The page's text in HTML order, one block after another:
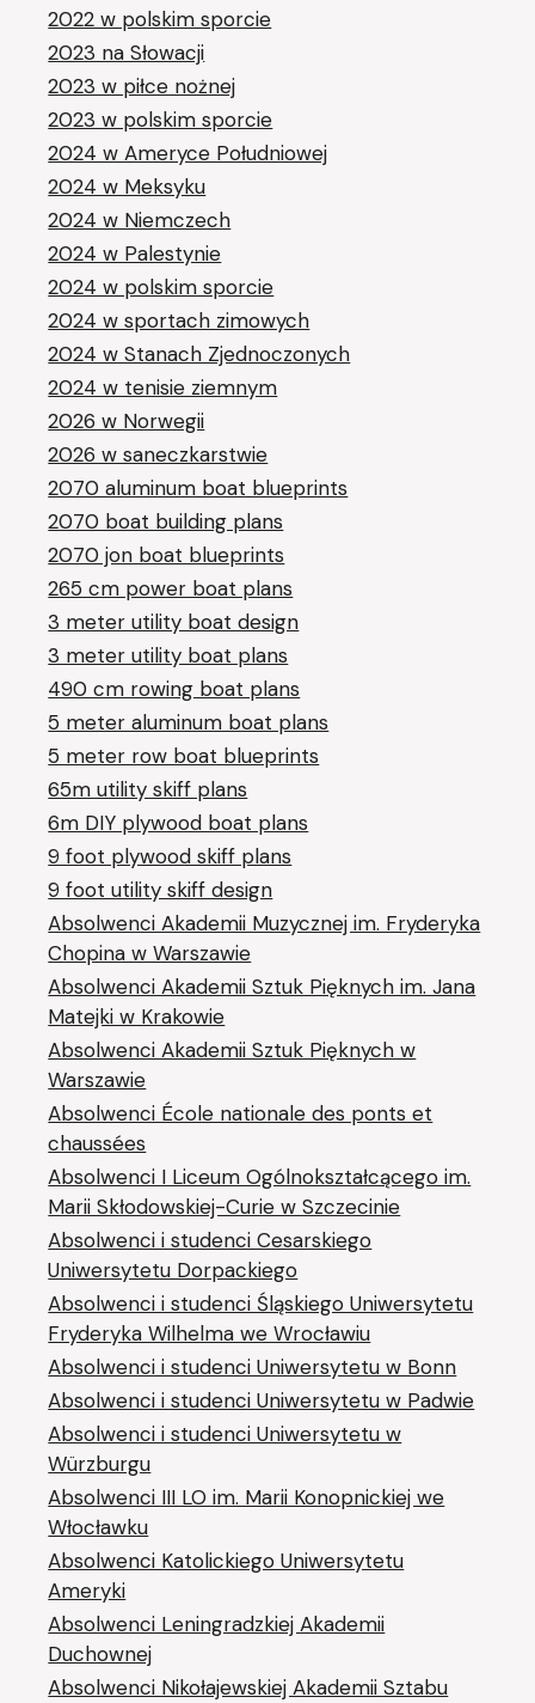
2022 w polskim sporcie
2023 na Słowacji
2023 w piłce nożnej
2023 w polskim sporcie
2024 w Ameryce Południowej
2024 w Meksyku
2024 w Niemczech
2024 w Palestynie
2024 w polskim sporcie
2024 w sportach zimowych
2024 w Stanach Zjednoczonych
2024 w tenisie ziemnym
2026 w Norwegii
2026 w saneczkarstwie
2070 aluminum boat blueprints
2070 boat building plans
2070 jon boat blueprints
265 cm power boat plans
3 meter utility boat design
3 meter utility boat plans
490 cm rowing boat plans
5 meter aluminum boat plans
5 meter row boat blueprints
65m utility skiff plans
6m DIY plywood boat plans
9 foot plywood skiff plans
9 foot utility skiff design
Absolwenci Akademii Muzycznej im. Fryderyka
Chopina w Warszawie
Absolwenci Akademii Sztuk Pięknych im. Jana
Matejki w Krakowie
Absolwenci Akademii Sztuk Pięknych w
Warszawie
Absolwenci École nationale des ponts et
chaussées
Absolwenci I Liceum Ogólnokształcącego im.
Marii Skłodowskiej-Curie w Szczecinie
Absolwenci i studenci Cesarskiego
Uniwersytetu Dorpackiego
Absolwenci i studenci Śląskiego Uniwersytetu
Fryderyka Wilhelma we Wrocławiu
Absolwenci i studenci Uniwersytetu w Bonn
Absolwenci i studenci Uniwersytetu w Padwie
Absolwenci i studenci Uniwersytetu w
Würzburgu
Absolwenci III LO im. Marii Konopnickiej we
Włocławku
Absolwenci Katolickiego Uniwersytetu
Ameryki
Absolwenci Leningradzkiej Akademii
Duchownej
Absolwenci Nikołajewskiej Akademii Sztabu